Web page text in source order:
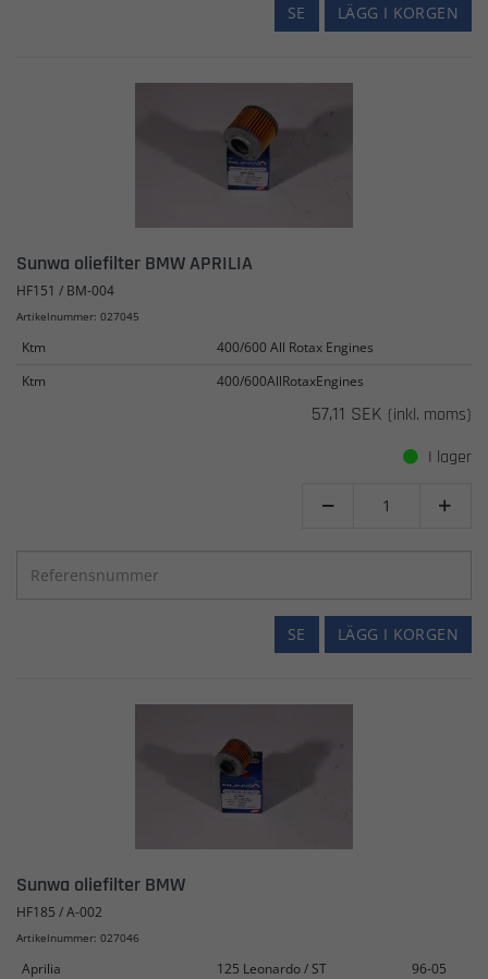
LÄGG I KORGEN
SE
Sunwa oliefilter BMW APRILIA
HF151 / BM-004
Artikelnummer: 027045
Ktm
400/600 All Rotax Engines
Ktm
400/600AllRotaxEngines
57,11 SEK (inkl. moms)
I lager
 
LÄGG I KORGEN
SE
Sunwa oliefilter BMW
HF185 / A-002
Artikelnummer: 027046
Aprilia 125 Leonardo / ST
96-05